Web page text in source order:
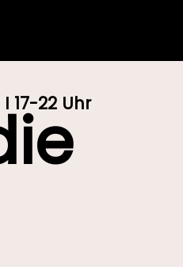
17-22 Uhr